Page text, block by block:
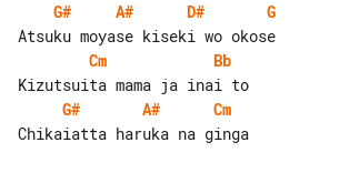
G#
A# D#
G
Cm
Bb
G#
A#
Cm
Chikaiatta haruka na ginga